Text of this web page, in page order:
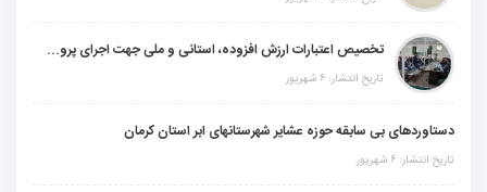
تخصیص اعتبارات ارزش افزوده، استانی و ملی جهت اجرای پروژه‌های عمرانی در شهرستان گنبکی
تاریخ انتشار: ۶ شهریور
دستاوردهای بی سابقه حوزه عشایر شهرستانهای ابر استان کرمان
تاریخ انتشار: ۶ شهریور